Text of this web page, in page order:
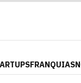
FRANQUIAS